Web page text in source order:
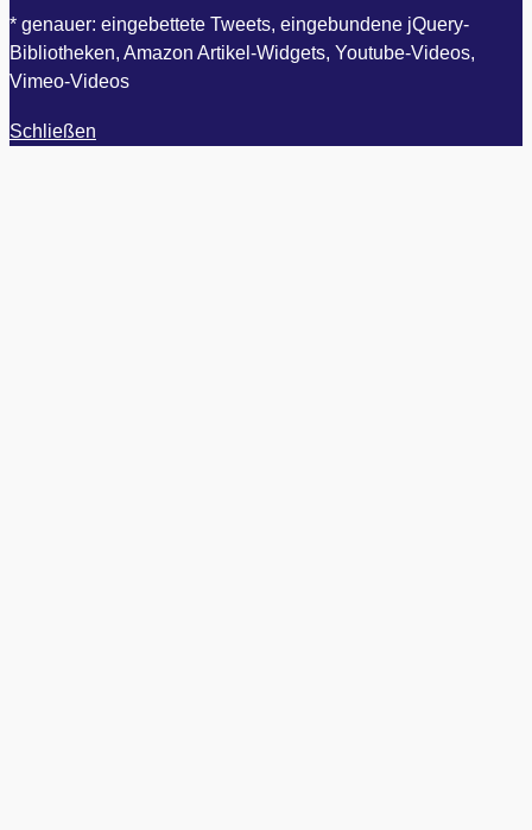
* genauer: eingebettete Tweets, eingebundene jQuery-
Bibliotheken, Amazon Artikel-Widgets, Youtube-Videos,
Vimeo-Videos
Schließen